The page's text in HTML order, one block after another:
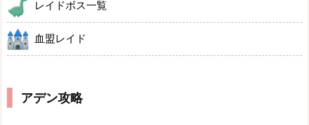
レイドボス一覧
血盟レイド
アデン攻略